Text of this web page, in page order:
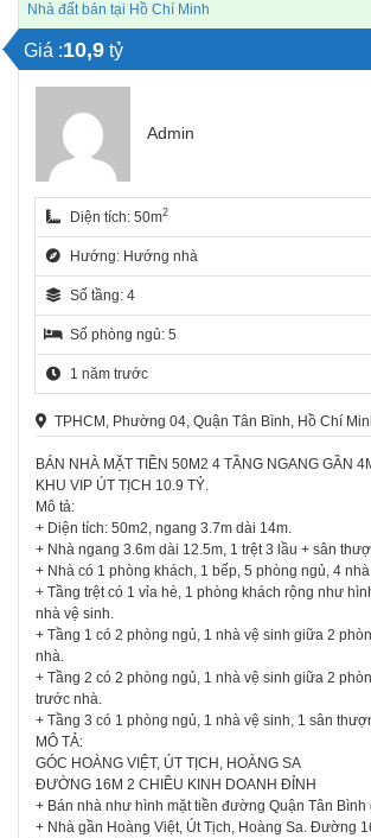
Nhà đất bán tại Hồ Chí Minh
Giá :10,9 tỷ
Admin
Diện tích: 50m2
Hướng: Hướng nhà
Số tầng: 4
Số phòng ngủ: 5
1 năm trước
TPHCM, Phường 04, Quận Tân Bình, Hồ Chí
BÁN NHÀ MẶT TIỀN 50M2 4 TẦNG NGANG GẦN
KHU VIP ÚT TỊCH 10.9 TỶ.
Mô tả:
+ Diện tích: 50m2, ngang 3.7m dài 14m.
+ Nhà ngang 3.6m dài 12.5m, 1 trệt 3 lầu + sân
+ Nhà có 1 phòng khách, 1 bếp, 5 phòng ngủ, 4
+ Tầng trệt có 1 vỉa hè, 1 phòng khách rộng như
nhà vệ sinh.
+ Tầng 1 có 2 phòng ngủ, 1 nhà vệ sinh giữa 2
nhà.
+ Tầng 2 có 2 phòng ngủ, 1 nhà vệ sinh giữa 2
trước nhà.
+ Tầng 3 có 1 phòng ngủ, 1 nhà vệ sinh, 1 sân
MÔ TẢ:
GÓC HOÀNG VIỆT, ÚT TỊCH, HOÀNG SA
ĐƯỜNG 16M 2 CHIỀU KINH DOANH ĐỈNH
+ Bán nhà như hình mặt tiền đường Quận Tân Bình
+ Nhà gần Hoàng Việt, Út Tịch, Hoàng Sa. Đường